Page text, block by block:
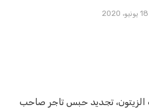
18 يونيو، 2020
الزيتون، تجديد حبس تاجر صاحب